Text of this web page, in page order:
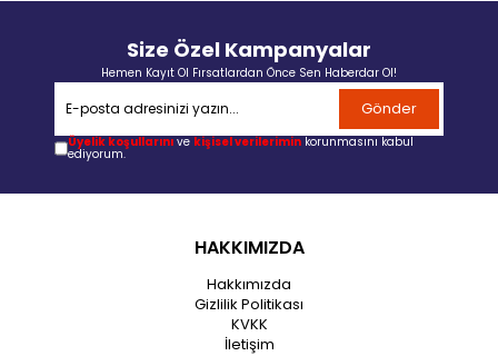
Size Özel Kampanyalar
Hemen Kayıt Ol Fırsatlardan Önce Sen Haberdar Ol!
Gönder
Üyelik koşullarını ve kişisel verilerimin korunmasını kabul
ediyorum.
HAKKIMIZDA
Hakkımızda
Gizlilik Politikası
KVKK
İletişim